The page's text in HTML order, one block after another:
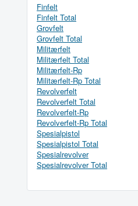
Finfelt
Finfelt Total
Grovfelt
Grovfelt Total
Militærfelt
Militærfelt Total
Militærfelt-Rp
Militærfelt-Rp Total
Revolverfelt
Revolverfelt Total
Revolverfelt-Rp
Revolverfelt-Rp Total
Spesialpistol
Spesialpistol Total
Spesialrevolver
Spesialrevolver Total